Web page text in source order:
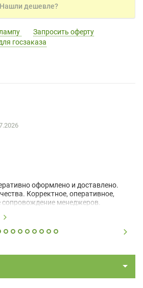
Нашли дешевле?
Запросить оферту
госзаказа
оформлено и доставлено.
Корректное, оперативное,
менеджеров.